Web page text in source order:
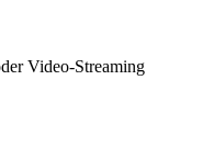
Video-Streaming